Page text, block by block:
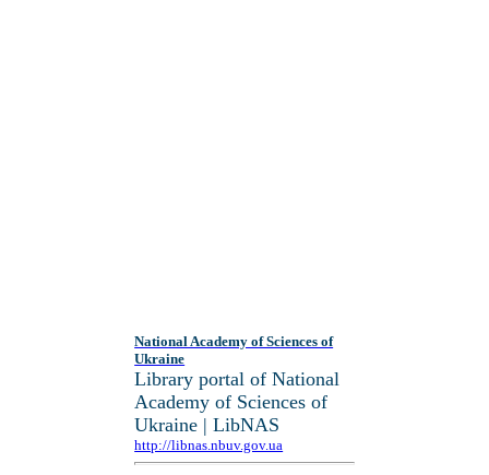
National Academy of Sciences of
Ukraine
Library portal of National
Academy of Sciences of
Ukraine | LibNAS
http://libnas.nbuv.gov.ua